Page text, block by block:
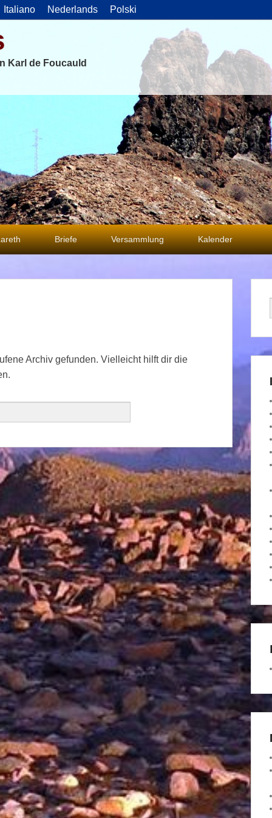
Italiano Nederlands Polski
Karl de Foucauld
Briefe Versammlung Kalender
Archiv gefunden. Vielleicht hilft dir die